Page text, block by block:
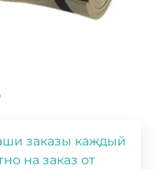
заказы каждый
на заказ от